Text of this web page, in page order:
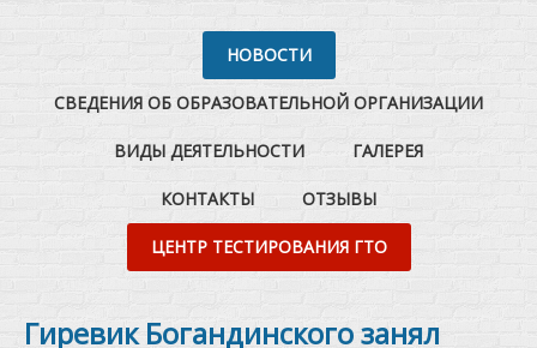
НОВОСТИ
СВЕДЕНИЯ ОБ ОБРАЗОВАТЕЛЬНОЙ ОРГАНИЗАЦИИ
ВИДЫ ДЕЯТЕЛЬНОСТИ ГАЛЕРЕЯ
КОНТАКТЫ ОТЗЫВЫ
ЦЕНТР ТЕСТИРОВАНИЯ ГТО
Гиревик Богандинского занял